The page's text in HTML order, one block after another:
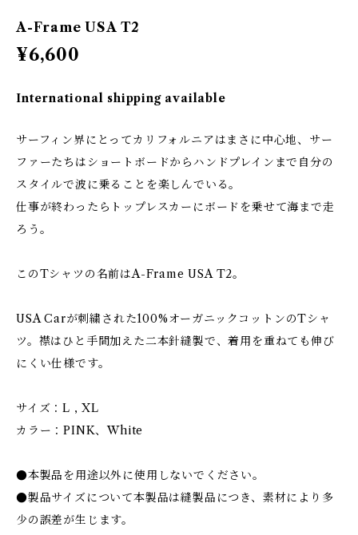
A-Frame USA T2
¥6,600
International shipping available
サーフィン界にとってカリフォルニアはまさに中心地、サー
ファーたちはショートボードからハンドプレインまで自分の
スタイルで波に乗ることを楽しんでいる。
仕事が終わったらトップレスカーにボードを乗せて海まで走
ろう。
このTシャツの名前はA-Frame USA T2。
USA Carが刺繍された100%オーガニックコットンのTシャ
ツ。襟はひと手間加えた二本針縫製で、着用を重ねても伸び
にくい仕様です。
サイズ：L , XL
カラー：PINK、White
●本製品を用途以外に使用しないでください。
●製品サイズについて本製品は縫製品につき、素材により多
少の誤差が生じます。